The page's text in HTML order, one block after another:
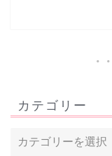
カテゴリー